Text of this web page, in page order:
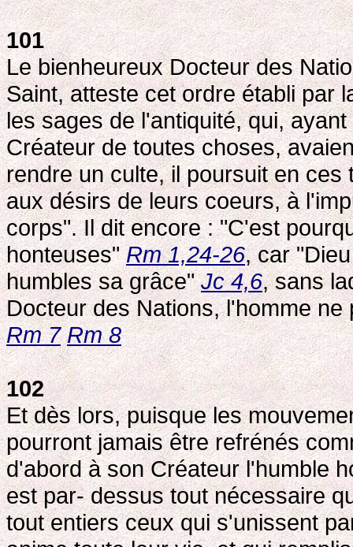
101
Le bienheureux Docteur des
Saint, atteste cet ordre établi par
les sages de l'antiquité, qui,
Créateur de toutes choses,
rendre un culte, il poursuit en
aux désirs de leurs coeurs, à
corps". Il dit encore : "C'est
honteuses"Rm 1,24-26, car
humbles sa grâce"Jc 4,6, sans
Docteur des Nations, l'homme
Rm 7 Rm 8
102
Et dès lors, puisque les
pourront jamais être refrénés
d'abord à son Créateur l'humble
est par- dessus tout nécessaire
tout entiers ceux qui s'unissent